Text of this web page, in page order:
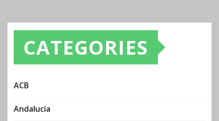
CATEGORIES
ACB
Andalucía